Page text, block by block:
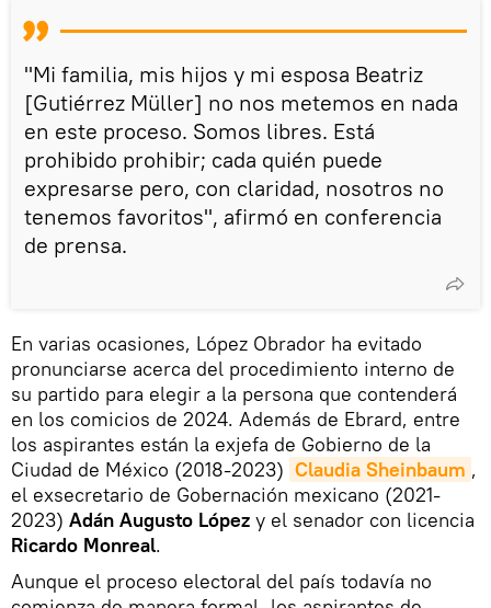
"Mi familia, mis hijos y mi esposa Beatriz
[Gutiérrez Müller] no nos metemos en nada
en este proceso. Somos libres. Está
prohibido prohibir; cada quién puede
expresarse pero, con claridad, nosotros no
tenemos favoritos", afirmó en conferencia
de prensa.
En varias ocasiones, López Obrador ha evitado
pronunciarse acerca del procedimiento interno de
su partido para elegir a la persona que contenderá
en los comicios de 2024. Además de Ebrard, entre
los aspirantes están la exjefa de Gobierno de la
Ciudad de México (2018-2023) Claudia Sheinbaum ,
el exsecretario de Gobernación mexicano (2021-
2023) Adán Augusto López y el senador con licencia
Ricardo Monreal.
Aunque el proceso electoral del país todavía no